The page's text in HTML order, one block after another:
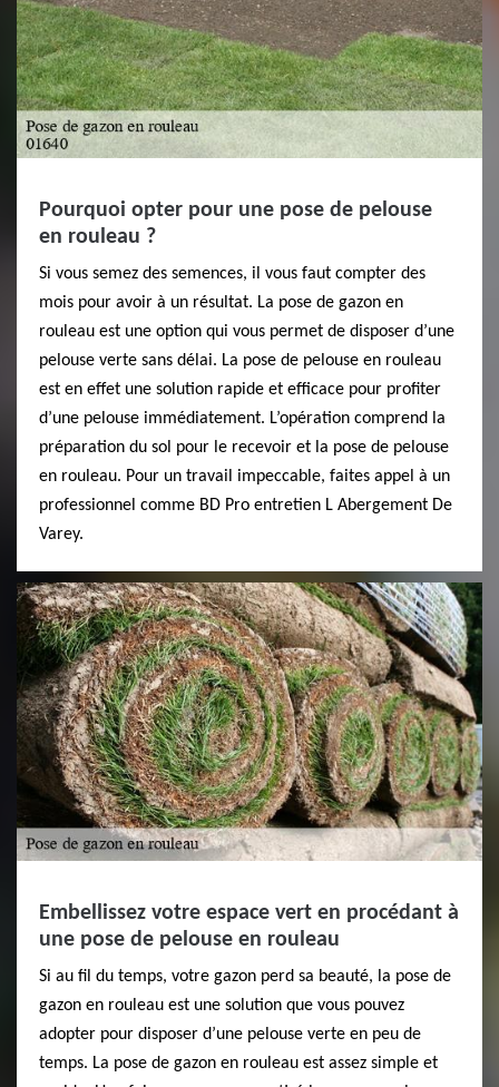
Pourquoi opter pour une pose de pelouse
en rouleau ?
Si vous semez des semences, il vous faut compter des
mois pour avoir à un résultat. La pose de gazon en
rouleau est une option qui vous permet de disposer d’une
pelouse verte sans délai. La pose de pelouse en rouleau
est en effet une solution rapide et efficace pour profiter
d’une pelouse immédiatement. L’opération comprend la
préparation du sol pour le recevoir et la pose de pelouse
en rouleau. Pour un travail impeccable, faites appel à un
professionnel comme BD Pro entretien L Abergement De
Varey.
Embellissez votre espace vert en procédant à
une pose de pelouse en rouleau
Si au fil du temps, votre gazon perd sa beauté, la pose de
gazon en rouleau est une solution que vous pouvez
adopter pour disposer d’une pelouse verte en peu de
temps. La pose de gazon en rouleau est assez simple et